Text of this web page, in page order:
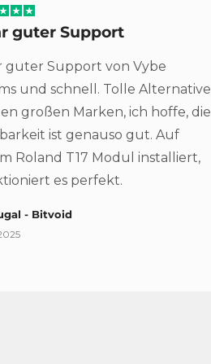
guter Support
guter Support von Vybe
und schnell. Tolle Alternative
großen Marken, ich hoffe, die
ist genauso gut. Auf
Roland T17 Modul installiert,
es perfekt.
- Bitvoid